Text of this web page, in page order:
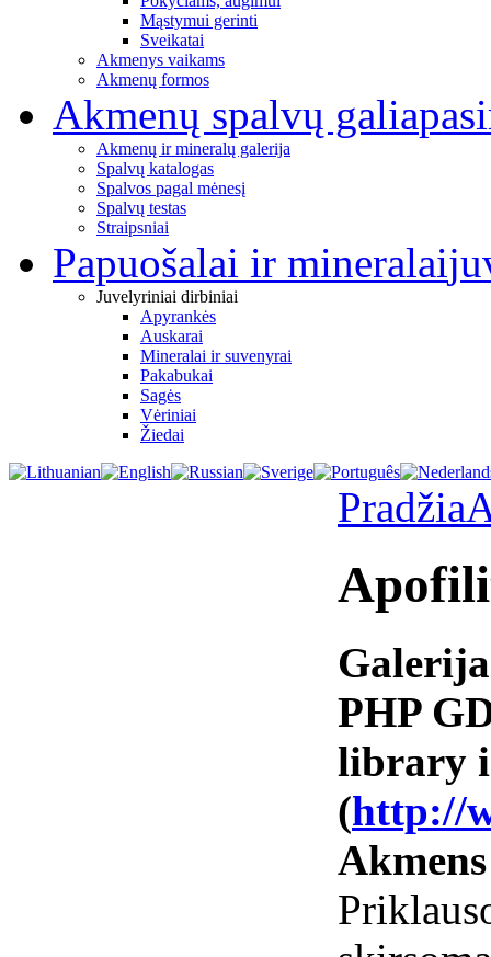
Mąstymui gerinti
Sveikatai
Akmenys vaikams
Akmenų formos
Akmenų spalvų galia
Akmenų ir mineralų galerija
Spalvų katalogas
Spalvos pagal mėnesį
Spalvų testas
Straipsniai
Papuošalai ir mineralai
Juvelyriniai dirbiniai
Apyrankės
Auskarai
Mineralai ir suvenyrai
Pakabukai
Sagės
Vėriniai
Žiedai
Pradžia
Galerija
PHP
library
(http://